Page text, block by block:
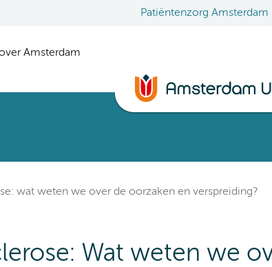
Patiëntenzorg Amsterdam
Amsterdam
wat weten we over de oorzaken en verspreiding?
Wat weten we